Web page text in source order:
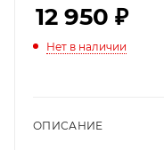
12 950 ₽
Нет в наличии
ОПИСАНИЕ